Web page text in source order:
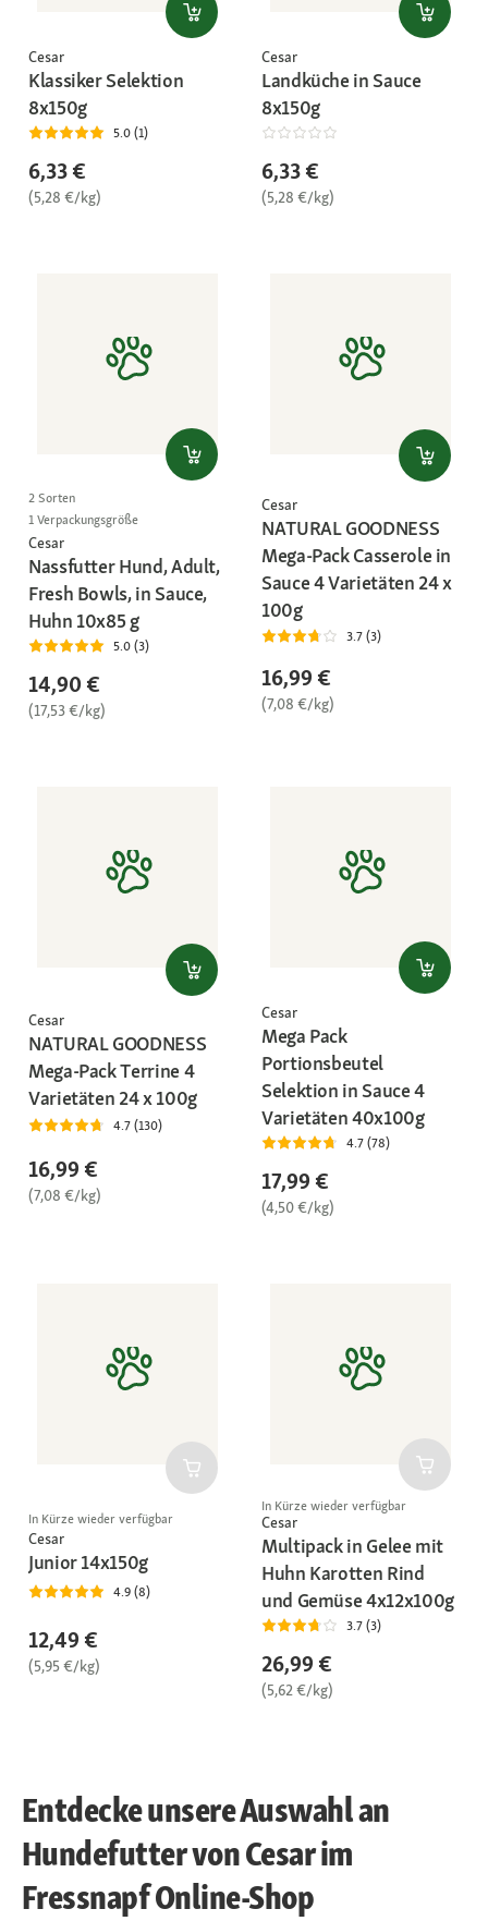
Cesar
Klassiker Selektion
8x150g
5.0 (1)
6,33 €
(5,28 €/kg)
Cesar
Landküche in Sauce
8x150g
6,33 €
(5,28 €/kg)
2 Sorten
1 Verpackungsgröße
Cesar
Nassfutter Hund, Adult,
Fresh Bowls, in Sauce,
Huhn 10x85 g
5.0 (3)
14,90 €
(17,53 €/kg)
Cesar
NATURAL GOODNESS
Mega-Pack Casserole in
Sauce 4 Varietäten 24 x
100g
3.7 (3)
16,99 €
(7,08 €/kg)
Cesar
NATURAL GOODNESS
Mega-Pack Terrine 4
Varietäten 24 x 100g
4.7 (130)
16,99 €
(7,08 €/kg)
Cesar
Mega Pack
Portionsbeutel
Selektion in Sauce 4
Varietäten 40x100g
4.7 (78)
17,99 €
(4,50 €/kg)
In Kürze wieder verfügbar
Cesar
Junior 14x150g
4.9 (8)
12,49 €
(5,95 €/kg)
In Kürze wieder verfügbar
Cesar
Multipack in Gelee mit
Huhn Karotten Rind
und Gemüse 4x12x100g
3.7 (3)
26,99 €
(5,62 €/kg)
Entdecke unsere Auswahl an
Hundefutter von Cesar im
Fressnapf Online-Shop